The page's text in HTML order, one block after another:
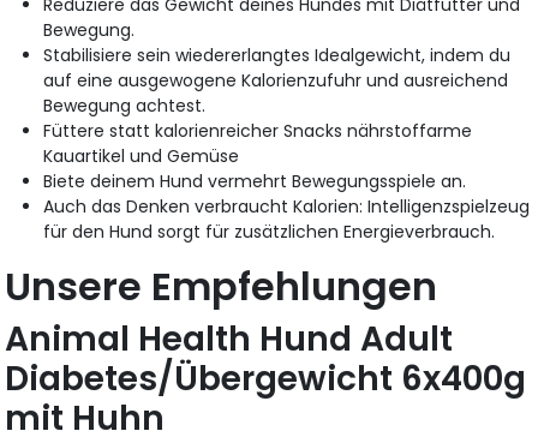
Bewegung.
Stabilisiere sein wiedererlangtes Idealgewicht, indem du
auf eine ausgewogene Kalorienzufuhr und ausreichend
Bewegung achtest.
Füttere statt kalorienreicher Snacks nährstoffarme
Kauartikel und Gemüse
Biete deinem Hund vermehrt Bewegungsspiele an.
Auch das Denken verbraucht Kalorien: Intelligenzspielzeug
für den Hund sorgt für zusätzlichen Energieverbrauch.
Unsere Empfehlungen
Animal Health Hund Adult
Diabetes/Übergewicht 6x400g
mit Huhn